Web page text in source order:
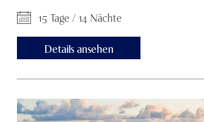
15 Tage / 14 Nächte
Details ansehen